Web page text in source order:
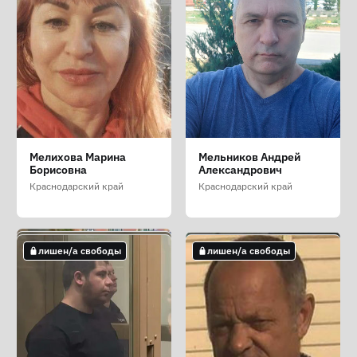
Лисовский Станислав
Иванович
Краснодарский край
Любченков Пётр
Павлович
Краснодарский край
Малявин Леонид
Владимирович
Краснодарский край
не лишен/а свободы
Мелихова Марина
Борисовна
Краснодарский край
Мельников Андрей
Александрович
Краснодарский край
лишен/а свободы лишен/а свободы
лишен/а свободы лишен/а свободы